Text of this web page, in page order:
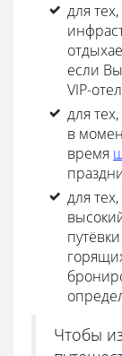
для
если
VIP-
для
в
время
для
Чтобы